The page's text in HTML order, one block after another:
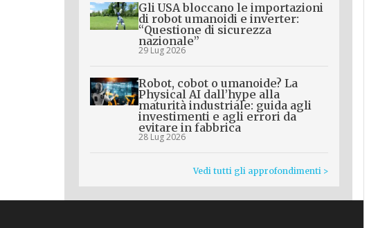
Gli USA bloccano le importazioni
di robot umanoidi e inverter:
“Questione di sicurezza
nazionale”
29 Lug 2026
Robot, cobot o umanoide? La
Physical AI dall’hype alla
maturità industriale: guida agli
investimenti e agli errori da
evitare in fabbrica
28 Lug 2026
Vedi tutti gli approfondimenti >